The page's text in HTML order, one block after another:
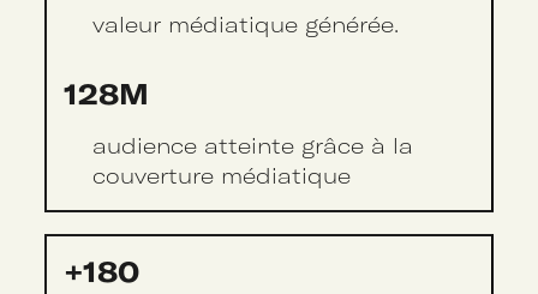
valeur médiatique générée.
128M
audience atteinte grâce à la
couverture médiatique
+180